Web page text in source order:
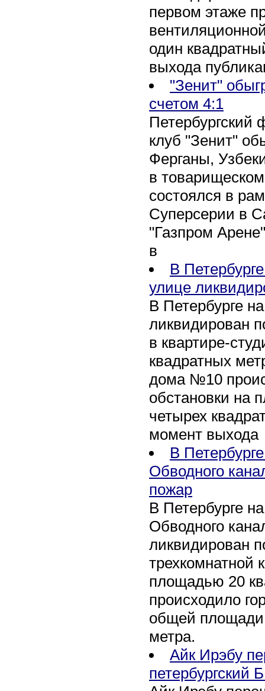
первом этаже
один
выхода
"Зенит"
счетом 4:1
Петербургский
клуб "Зенит"
Ферганы,
в
состоялся в
Суперсерии в
"Газпром
в
В
улице
В Петербурге
ликвидирован
в квартире-
квадратных
дома №10
обстановки на
четырех
момент выхода
В
Обводного
пожар
В Петербурге
Обводного
ликвидирован
трехкомнатной
площадью 20
происходило
общей площади
метра.
Айк Ирэбу
петербургский